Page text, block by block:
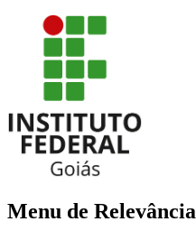
Menu de Relevância